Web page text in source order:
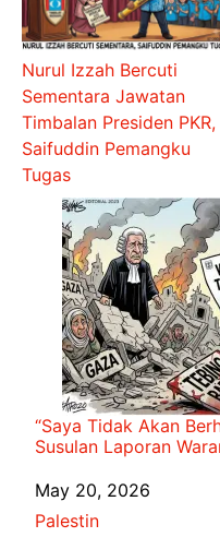
Nurul Izzah Bercuti
Sementara Jawatan
Timbalan Presiden PKR,
Saifuddin Pemangku
Tugas
“Saya Tidak Akan
Susulan Laporan
Date
May 20, 2026
In relation to
Palestin